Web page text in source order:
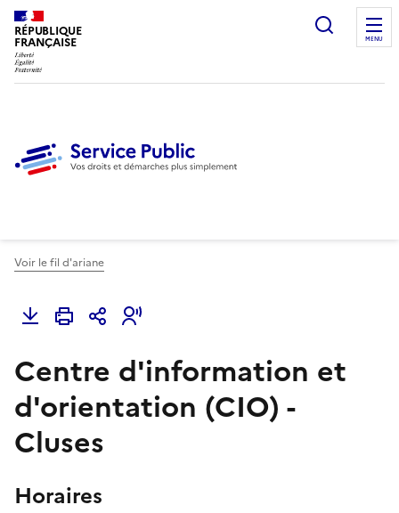
RÉPUBLIQUE
FRANÇAISE
Ouvrir
MENU
Voir le fil d'ariane
Centre d'information et
d'orientation (CIO) -
Cluses
Horaires